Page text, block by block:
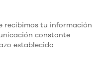
recibimos tu información
constante
establecido